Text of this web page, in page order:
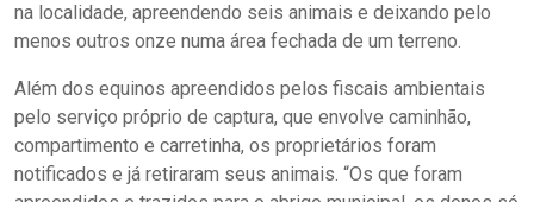
na localidade, apreendendo seis animais e deixando pelo
menos outros onze numa área fechada de um terreno.
Além dos equinos apreendidos pelos fiscais ambientais
pelo serviço próprio de captura, que envolve caminhão,
compartimento e carretinha, os proprietários foram
notificados e já retiraram seus animais. “Os que foram